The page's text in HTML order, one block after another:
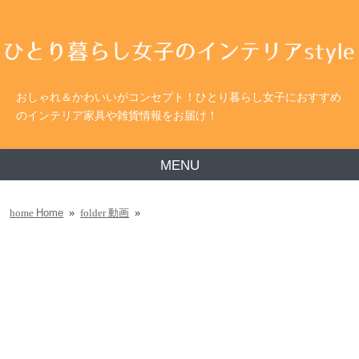
おしゃれ＆かわいいがコンセプト！ひとり暮らし女子におすすめ
のインテリア家具や雑貨情報をお届け！
MENU
home Home » folder動画 »